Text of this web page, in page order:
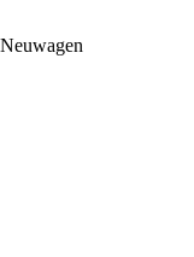
Neuwagen